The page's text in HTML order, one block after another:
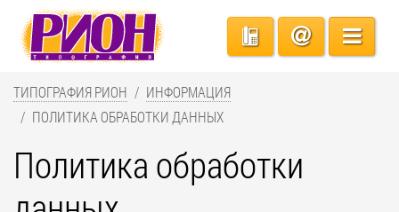
ТИПОГРАФИЯ РИОН
ИНФОРМАЦИЯ
ПОЛИТИКА ОБРАБОТКИ ДАННЫХ
Политика обработки